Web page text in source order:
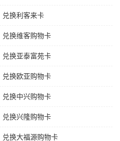
兑换利客来卡
兑换维客购物卡
兑换亚泰富苑卡
兑换欧亚购物卡
兑换中兴购物卡
兑换兴隆购物卡
兑换大福源购物卡